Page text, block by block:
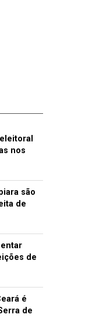
nos
são
de
de
é
de